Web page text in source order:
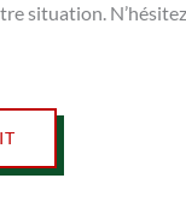
situation.